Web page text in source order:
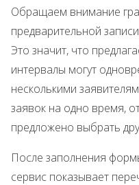
Обращаем внимание
предварительной
Это значит, что
интервалы могут
несколькими
заявок на одно время,
предложено выбрать
После заполнения
сервис показывает